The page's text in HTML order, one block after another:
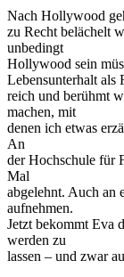
Nach Hollywood
zu Recht belächelt
unbedingt
Hollywood sein
Lebensunterhalt als
reich und berühmt
machen, mit
denen ich etwas
An
der Hochschule für
Mal
abgelehnt. Auch an
aufnehmen.
Jetzt bekommt Eva
werden zu
lassen – und zwar